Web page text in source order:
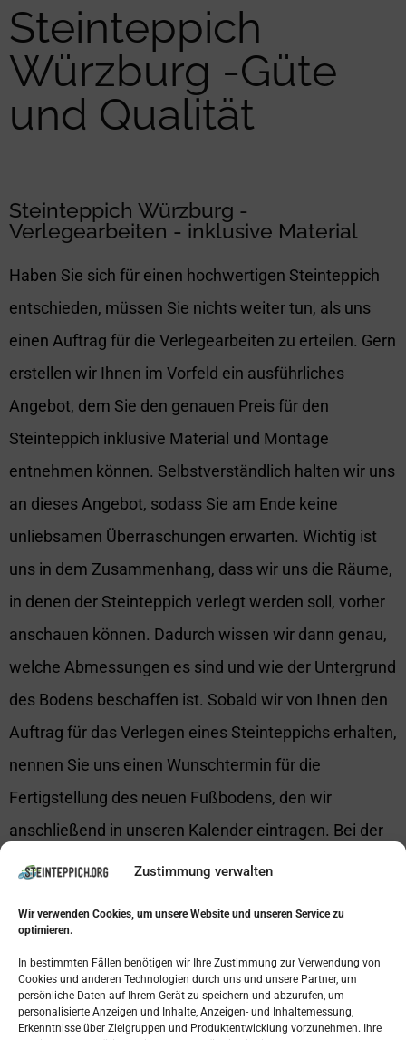
Zustimmung verwalten
Wir verwenden Cookies, um unsere Website und unseren Service zu
optimieren.
In bestimmten Fällen benötigen wir Ihre Zustimmung zur Verwendung von
Cookies und anderen Technologien durch uns und unsere Partner, um
persönliche Daten auf Ihrem Gerät zu speichern und abzurufen, um
personalisierte Anzeigen und Inhalte, Anzeigen- und Inhaltemessung,
Erkenntnisse über Zielgruppen und Produktentwicklung vorzunehmen. Ihre
Steinteppich
Würzburg -Güte
und Qualität
Steinteppich Würzburg -
Verlegearbeiten - inklusive Material
Haben Sie sich für einen hochwertigen Steinteppich
entschieden, müssen Sie nichts weiter tun, als uns
einen Auftrag für die Verlegearbeiten zu erteilen. Gern
erstellen wir Ihnen im Vorfeld ein ausführliches
Angebot, dem Sie den genauen Preis für den
Steinteppich inklusive Material und Montage
entnehmen können. Selbstverständlich halten wir uns
an dieses Angebot, sodass Sie am Ende keine
unliebsamen Überraschungen erwarten. Wichtig ist
uns in dem Zusammenhang, dass wir uns die Räume,
in denen der Steinteppich verlegt werden soll, vorher
anschauen können. Dadurch wissen wir dann genau,
welche Abmessungen es sind und wie der Untergrund
des Bodens beschaffen ist. Sobald wir von Ihnen den
Auftrag für das Verlegen eines Steinteppichs erhalten,
nennen Sie uns einen Wunschtermin für die
Fertigstellung des neuen Fußbodens, den wir
anschließend in unseren Kalender eintragen. Bei der
Vorbereitung und beim Verlegen gehen wir
sodass Sie in Ihren Abläufen nicht mehr und länger
gestört werden, als dies notwendig ist. Den ganzen
Prozess der Verlegearbeiten über steht Ihnen zudem
ein erfahrener Ansprechpartner zur Seite, den Sie in